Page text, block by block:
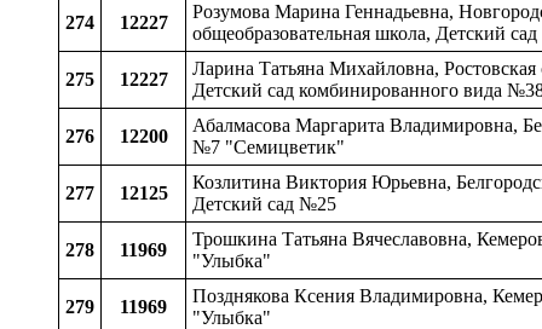
274 12227
Розумова Марина Геннадьевна,
общеобразовательная школа, Детский сад
275 12227
Ларина Татьяна Михайловна,
Детский сад комбинированного вида
276 12200
Абалмасова Маргарита Владимировна,
№7 "Семицветик"
277 12125
Козлитина Виктория Юрьевна,
Детский сад №25
278 11969
Трошкина Татьяна Вячеславовна,
"Улыбка"
279 11969
Позднякова Ксения Владимировна,
"Улыбка"